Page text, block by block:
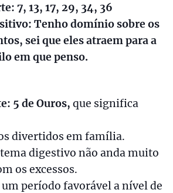
7, 13, 17, 29, 34, 36
Tenho domínio sobre os
sei que eles atraem para a
em que penso.
5 de Ouros, que significa
divertidos em família.
digestivo não anda muito
os excessos.
um período favorável a nível de